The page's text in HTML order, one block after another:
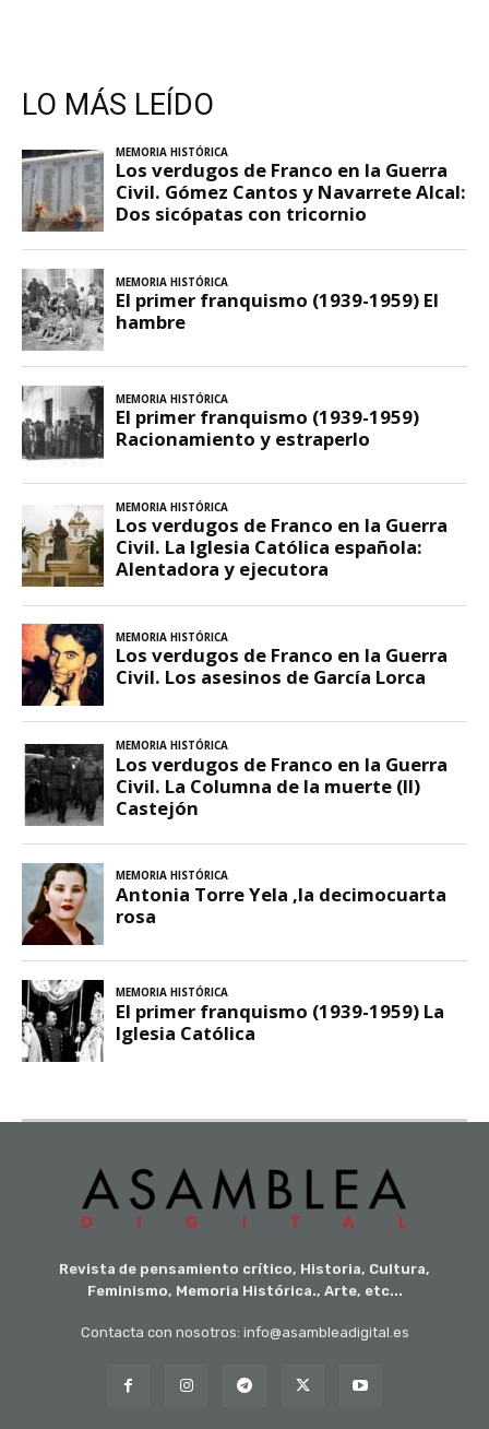
LO MÁS LEÍDO
Revista de pensamiento crítico, Historia, Cultura,
Feminismo, Memoria Histórica., Arte, etc...
Contacta con nosotros: info@asambleadigital.es